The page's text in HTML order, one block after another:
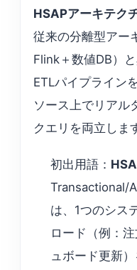
HSAPアーキテク
従来の分離型アー
Flink＋数値DB）
ETLパイプライン
ソース上でリアル
クエリを両立しま
初出用語：
Transactional/
は、1つのシス
ロード（例：
ュボード更新